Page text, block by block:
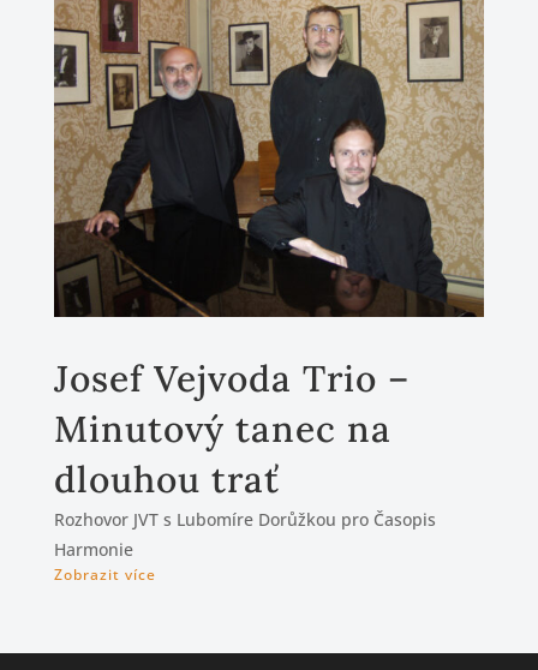
Josef Vejvoda Trio –
Minutový tanec na
dlouhou trať
Rozhovor JVT s Lubomíre Dorůžkou pro Časopis
Harmonie
Zobrazit více